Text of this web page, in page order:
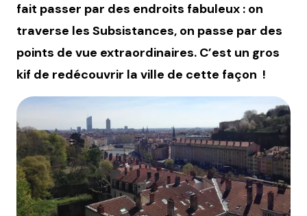
fait passer par des endroits fabuleux : on
traverse les Subsistances, on passe par des
points de vue extraordinaires. C’est un gros
kif de redécouvrir la ville de cette façon !